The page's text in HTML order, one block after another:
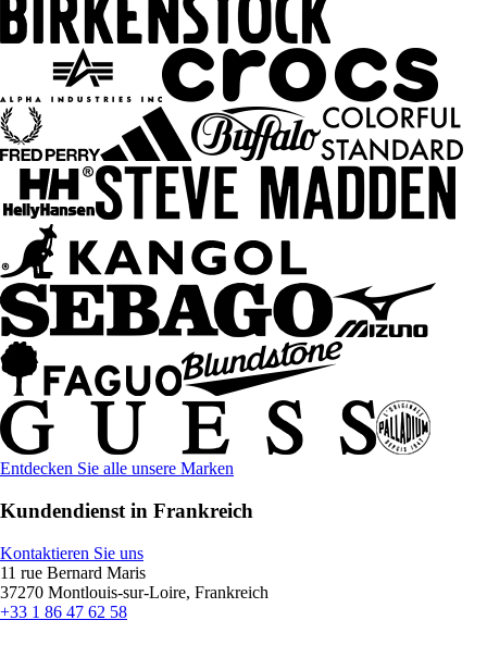
Entdecken Sie alle unsere Marken
Kundendienst in Frankreich
Kontaktieren Sie uns
11 rue Bernard Maris
37270 Montlouis-sur-Loire, Frankreich
+33 1 86 47 62 58